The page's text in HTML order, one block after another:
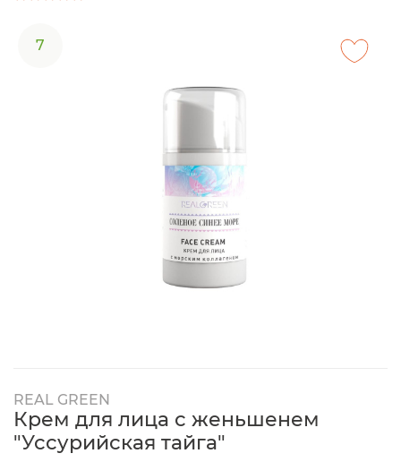
7
REAL GREEN
Крем для лица с женьшенем
"Уссурийская тайга"